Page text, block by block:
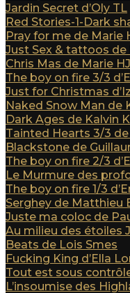
Jardin Secret d’Oly TL
Red Stories-1-Dark
Pray for me de Marie
Just Sex & tattoos de
Chris Mas de Marie HJ
The boy on fire 3/3
Just for Christmas
Naked Snow Man de
Dark Ages de Kalvin
Tainted Hearts 3/3 de
Blackstone de
The boy on fire 2/3
Le Murmure des
The boy on fire 1/3
Serghey de Matthieu
Juste ma coloc de
Au milieu des étoiles
Beats de Lois Smes
Fucking King d’Ella
Tout est sous
L’insoumise des